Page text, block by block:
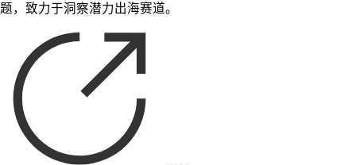
题，致力于洞察潜力出海赛道。